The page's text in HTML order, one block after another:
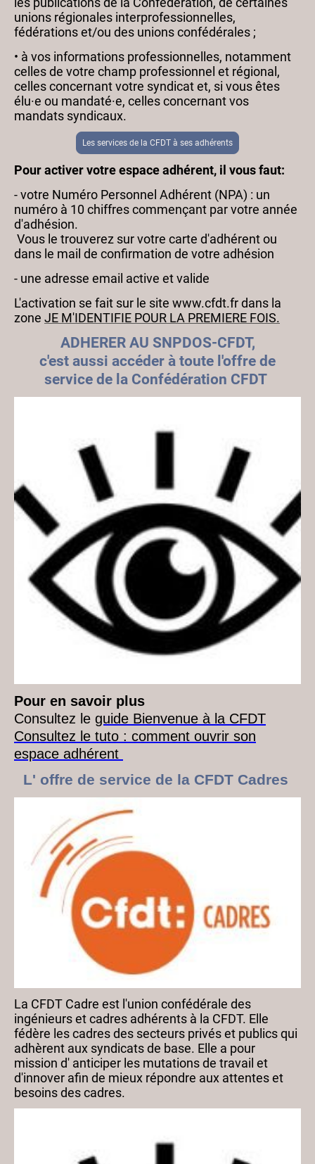
unions régionales interprofessionnelles,
fédérations et/ou des unions confédérales ;
• à vos informations professionnelles, notamment
celles de votre champ professionnel et régional,
celles concernant votre syndicat et, si vous êtes
élu·e ou mandaté·e, celles concernant vos
mandats syndicaux.
Les services de la CFDT à ses adhérents
Pour activer votre espace adhérent, il vous faut:
- votre Numéro Personnel Adhérent (NPA) : un
numéro à 10 chiffres commençant par votre année
d'adhésion.
Vous le trouverez sur votre carte d'adhérent ou
dans le mail de confirmation de votre adhésion
- une adresse email active et valide
L'activation se fait sur le site www.cfdt.fr dans la
zone JE M'IDENTIFIE POUR LA PREMIERE FOIS.
ADHERER AU SNPDOS-CFDT,
c'est aussi accéder à toute l'offre de
service de la Confédération CFDT
Pour en savoir plus
Consultez le guide Bienvenue à la CFDT
Consultez le tuto : comment ouvrir son
espace adhérent
L' offre de service de la CFDT Cadres
La CFDT Cadre est l'union confédérale des
ingénieurs et cadres adhérents à la CFDT. Elle
fédère les cadres des secteurs privés et publics qui
adhèrent aux syndicats de base. Elle a pour
mission d' anticiper les mutations de travail et
d'innover afin de mieux répondre aux attentes et
besoins des cadres.